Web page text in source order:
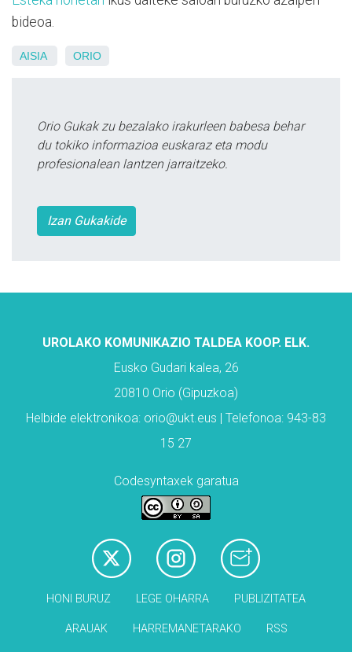
bideoa.
AISIA ORIO
Orio Gukak zu bezalako irakurleen babesa behar
du tokiko informazioa euskaraz eta modu
profesionalean lantzen jarraitzeko.
Izan Gukakide
UROLAKO KOMUNIKAZIO TALDEA KOOP. ELK.
Eusko Gudari kalea, 26
20810 Orio (Gipuzkoa)
Helbide elektronikoa: orio@ukt.eus | Telefonoa: 943-83
15 27
Codesyntaxek garatua
HONI BURUZ LEGE OHARRA PUBLIZITATEA
ARAUAK HARREMANETARAKO RSS